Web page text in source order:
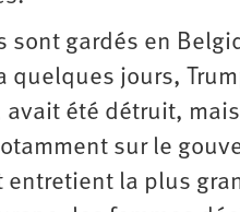
sont gardés en
quelques jours,
avait été détruit,
sur le
la plus